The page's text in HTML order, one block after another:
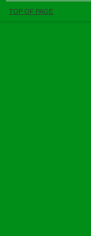
TOP OF PAGE